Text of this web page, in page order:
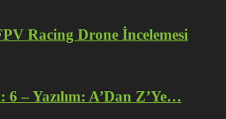
Racing Drone İncelemesi
– Yazılım: A’Dan Z’Ye…